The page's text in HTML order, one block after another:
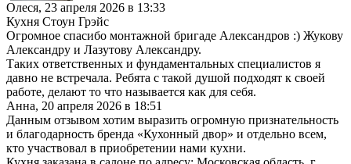
Олеся, 23 апреля 2026 в 13:33
Кухня Стоун Грэйс
Огромное спасибо монтажной бригаде Александров :) Жукову
Александру и Лазутову Александру.
Таких ответственных и фундаментальных специалистов я
давно не встречала. Ребята с такой душой подходят к своей
работе, делают то что называется как для себя.
Анна, 20 апреля 2026 в 18:51
Данным отзывом хотим выразить огромную признательность
и благодарность бренда «Кухонный двор» и отдельно всем,
кто участвовал в приобретении нами кухни.